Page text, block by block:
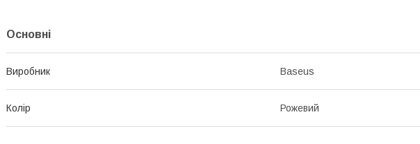
Основні
Виробник Baseus
Колір Рожевий